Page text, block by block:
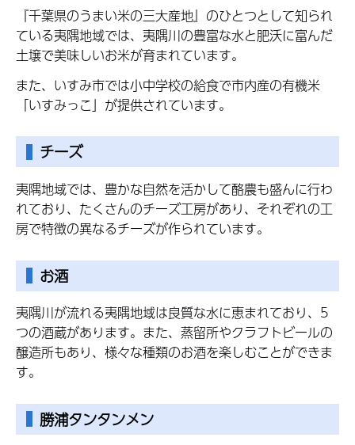
『千葉県のうまい米の三大産地』のひとつとして知られ
ている夷隅地域では、夷隅川の豊富な水と肥沃に富んだ
土壌で美味しいお米が育まれています。
また、いすみ市では小中学校の給食で市内産の有機米
「いすみっこ」が提供されています。
チーズ
夷隅地域では、豊かな自然を活かして酪農も盛んに行わ
れており、たくさんのチーズ工房があり、それぞれの工
房で特徴の異なるチーズが作られています。
お酒
夷隅川が流れる夷隅地域は良質な水に恵まれており、5
つの酒蔵があります。また、蒸留所やクラフトビールの
醸造所もあり、様々な種類のお酒を楽しむことができま
す。
勝浦タンタンメン